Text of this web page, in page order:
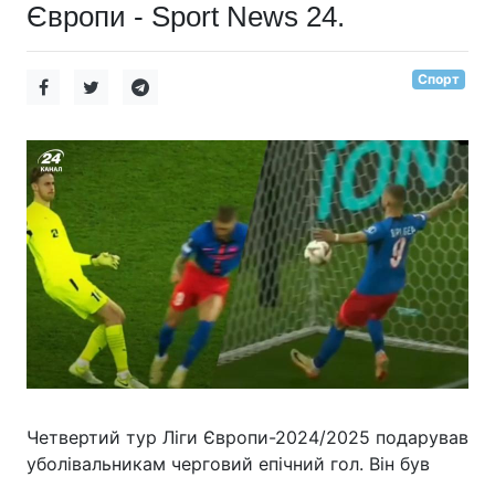
Європи - Sport News 24.
Спорт
Четвертий тур Ліги Європи-2024/2025 подарував
уболівальникам черговий епічний гол. Він був